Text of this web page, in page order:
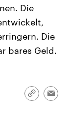
Ländern
Einfluss auf
Die
Die
bares Geld.
Link